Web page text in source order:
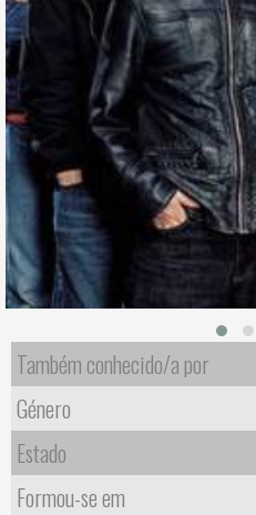
Também conhecido/a por
Género
Estado
Formou-se em